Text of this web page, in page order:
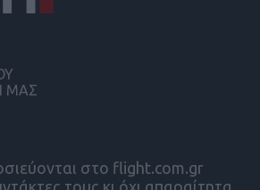
στο flight.com.gr
τους κι όχι απαραίτητα
ΜΑΣ